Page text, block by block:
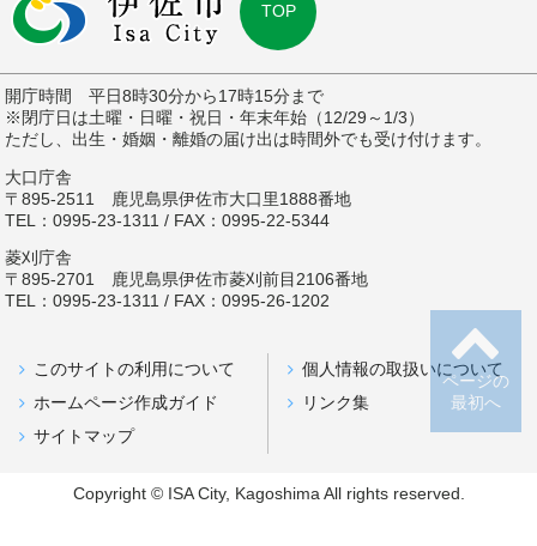
ページの
最初へ
TOP
開庁時間 平日8時30分から17時15分まで
※閉庁日は土曜・日曜・祝日・年末年始（12/29～1/3）
ただし、出生・婚姻・離婚の届け出は時間外でも受け付けます。
大口庁舎
〒895-2511 鹿児島県伊佐市大口里1888番地
TEL：0995-23-1311 / FAX：0995-22-5344
菱刈庁舎
〒895-2701 鹿児島県伊佐市菱刈前目2106番地
TEL：0995-23-1311 / FAX：0995-26-1202
このサイトの利用について
個人情報の取扱いについて
ホームページ作成ガイド
リンク集
サイトマップ
Copyright © ISA City, Kagoshima All rights reserved.